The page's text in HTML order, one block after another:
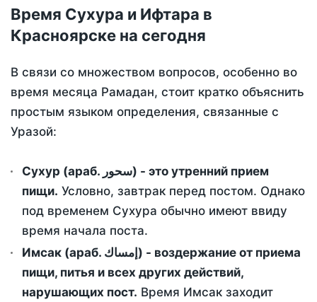
Время Сухура и Ифтара в
Красноярске на сегодня
В связи со множеством вопросов, особенно во
время месяца Рамадан, стоит кратко объяснить
простым языком определения, связанные с
Уразой:
Сухур (араб. سحور) - это утренний прием
пищи. Условно, завтрак перед постом. Однако
под временем Сухура обычно имеют ввиду
время начала поста.
Имсак (араб. إمساك) - воздержание от приема
пищи, питья и всех других действий,
нарушающих пост. Время Имсак заходит